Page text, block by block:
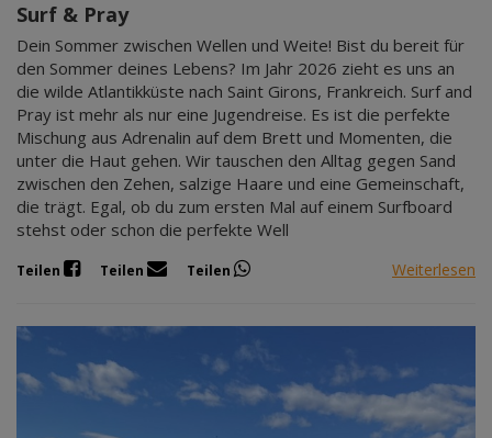
Surf & Pray
Dein Sommer zwischen Wellen und Weite! Bist du bereit für
den Sommer deines Lebens? Im Jahr 2026 zieht es uns an
die wilde Atlantikküste nach Saint Girons, Frankreich. Surf and
Pray ist mehr als nur eine Jugendreise. Es ist die perfekte
Mischung aus Adrenalin auf dem Brett und Momenten, die
unter die Haut gehen. Wir tauschen den Alltag gegen Sand
zwischen den Zehen, salzige Haare und eine Gemeinschaft,
die trägt. Egal, ob du zum ersten Mal auf einem Surfboard
stehst oder schon die perfekte Well
Teilen Teilen Teilen Weiterlesen